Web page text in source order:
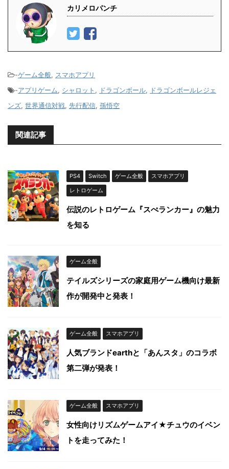
カリメロパンチ
-ゲーム全般, スマホアプリ
-アプリゲーム, シャロット , ドラゴンボール, ドラゴンボールレジェ
ンズ, 世界通信対戦, 先行配信, 孫悟空
関連記事
PS4 Switch ゲーム全般
スマホアプリ
レトロゲーム
伝説のレトロゲーム『スぺランカー』の魅力
を知る
ゲーム全般
テイルズシリーズの家庭用ゲーム機向け最新
作が開発中と発表！
ゲーム全般 スマホアプリ
人気ブランドearthと「あんスタ」のコラボ
第二弾が発表！
ゲーム全般 スマホアプリ
女性向けリズムゲームアイ★チュウのイベン
トを走ってみた！